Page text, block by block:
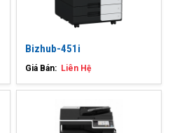
Bizhub-451i
Giá Bán: Liên Hệ